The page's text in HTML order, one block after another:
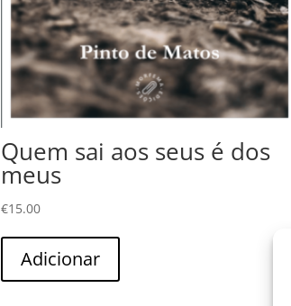
Quem sai aos seus é dos
meus
€15.00
Adicionar